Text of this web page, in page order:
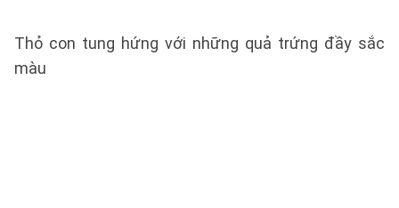
Thỏ con tung hứng với những quả trứng đầy sắc
màu